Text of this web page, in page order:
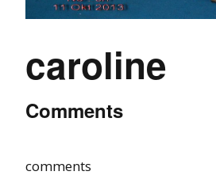
caroline
Comments
comments